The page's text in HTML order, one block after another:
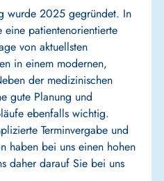
wurde 2025 gegründet. In
eine patientenorientierte
von aktuellsten
in einem modernen,
der medizinischen
gute Planung und
ebenfalls wichtig.
Terminvergabe und
haben bei uns einen hohen
daher darauf Sie bei uns